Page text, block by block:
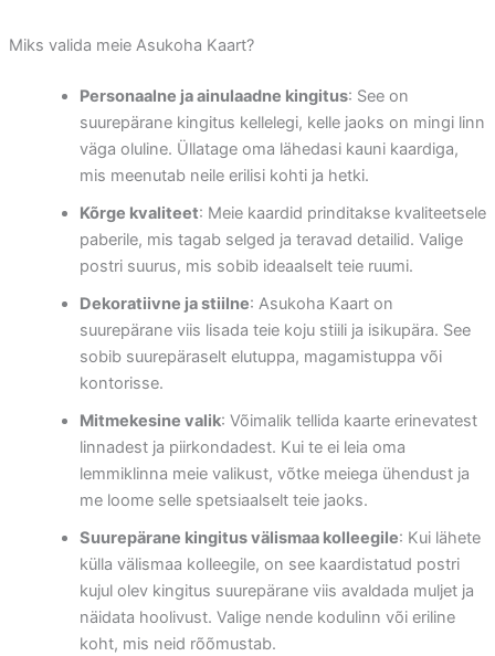
Miks valida meie Asukoha Kaart?
Personaalne ja ainulaadne kingitus: See on
suurepärane kingitus kellelegi, kelle jaoks on mingi linn
väga oluline. Üllatage oma lähedasi kauni kaardiga,
mis meenutab neile erilisi kohti ja hetki.
Kõrge kvaliteet: Meie kaardid prinditakse kvaliteetsele
paberile, mis tagab selged ja teravad detailid. Valige
postri suurus, mis sobib ideaalselt teie ruumi.
Dekoratiivne ja stiilne: Asukoha Kaart on
suurepärane viis lisada teie koju stiili ja isikupära. See
sobib suurepäraselt elutuppa, magamistuppa või
kontorisse.
Mitmekesine valik: Võimalik tellida kaarte erinevatest
linnadest ja piirkondadest. Kui te ei leia oma
lemmiklinna meie valikust, võtke meiega ühendust ja
me loome selle spetsiaalselt teie jaoks.
Suurepärane kingitus välismaa kolleegile: Kui lähete
külla välismaa kolleegile, on see kaardistatud postri
kujul olev kingitus suurepärane viis avaldada muljet ja
näidata hoolivust. Valige nende kodulinn või eriline
koht, mis neid rõõmustab.